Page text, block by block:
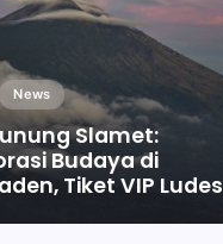
News
Slamet:
Budaya di
Tiket VIP Ludes
Malaika Az Zahra